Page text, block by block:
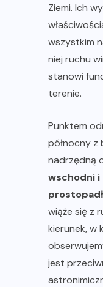
Ziemi. Ich
wszystkim
niej ruchu
stanowi
terenie.
Punktem
północny z
nadrzędną
wschodni i
wiąże się z
kierunek,
jest